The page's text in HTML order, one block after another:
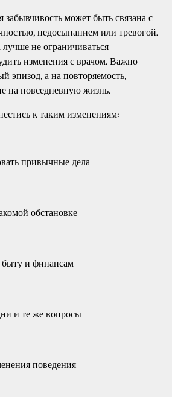
забывчивость может быть связана с
недосыпанием или тревогой.
не ограничиваться
изменения с врачом. Важно
эпизод, а на повторяемость,
на повседневную жизнь.
к таким изменениям:
привычные дела
обстановке
быту и финансам
и те же вопросы
поведения